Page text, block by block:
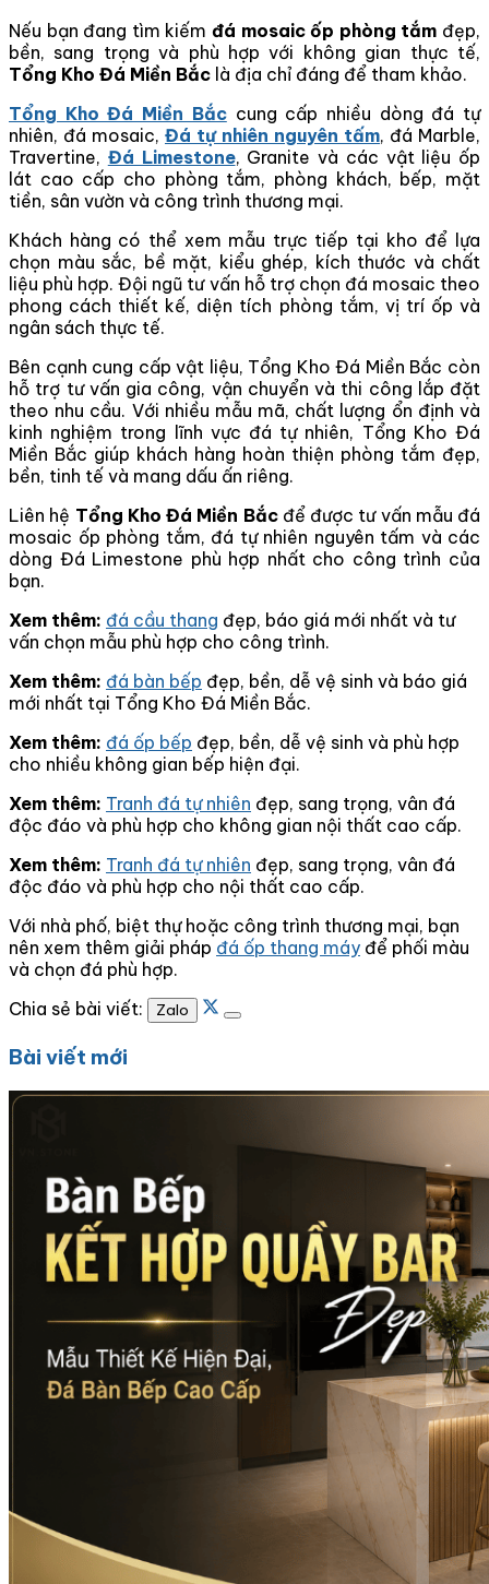
Nếu bạn đang tìm kiếm đá mosaic ốp phòng tắm đẹp,
bền, sang trọng và phù hợp với không gian thực tế,
Tổng Kho Đá Miền Bắc là địa chỉ đáng để tham khảo.
Tổng Kho Đá Miền Bắccung cấp nhiều dòng đá tự
nhiên, đá mosaic, Đá tự nhiên nguyên tấm, đá Marble,
Travertine, Đá Limestone, Granite và các vật liệu ốp
lát cao cấp cho phòng tắm, phòng khách, bếp, mặt
tiền, sân vườn và công trình thương mại.
Khách hàng có thể xem mẫu trực tiếp tại kho để lựa
chọn màu sắc, bề mặt, kiểu ghép, kích thước và chất
liệu phù hợp. Đội ngũ tư vấn hỗ trợ chọn đá mosaic theo
phong cách thiết kế, diện tích phòng tắm, vị trí ốp và
ngân sách thực tế.
Bên cạnh cung cấp vật liệu, Tổng Kho Đá Miền Bắc còn
hỗ trợ tư vấn gia công, vận chuyển và thi công lắp đặt
theo nhu cầu. Với nhiều mẫu mã, chất lượng ổn định và
kinh nghiệm trong lĩnh vực đá tự nhiên, Tổng Kho Đá
Miền Bắc giúp khách hàng hoàn thiện phòng tắm đẹp,
bền, tinh tế và mang dấu ấn riêng.
Liên hệ Tổng Kho Đá Miền Bắcđể được tư vấn mẫu đá
mosaic ốp phòng tắm, đá tự nhiên nguyên tấm và các
dòng Đá Limestone phù hợp nhất cho công trình của
bạn.
Xem thêm: đá cầu thang đẹp, báo giá mới nhất và tư
vấn chọn mẫu phù hợp cho công trình.
Xem thêm: đá bàn bếp đẹp, bền, dễ vệ sinh và báo giá
mới nhất tại Tổng Kho Đá Miền Bắc.
Xem thêm: đá ốp bếp đẹp, bền, dễ vệ sinh và phù hợp
cho nhiều không gian bếp hiện đại.
Xem thêm: Tranh đá tự nhiên đẹp, sang trọng, vân đá
độc đáo và phù hợp cho không gian nội thất cao cấp.
Xem thêm: Tranh đá tự nhiên đẹp, sang trọng, vân đá
độc đáo và phù hợp cho nội thất cao cấp.
Với nhà phố, biệt thự hoặc công trình thương mại, bạn
nên xem thêm giải pháp đá ốp thang máy để phối màu
và chọn đá phù hợp.
Chia sẻ bài viết:
Zalo
Bài viết mới